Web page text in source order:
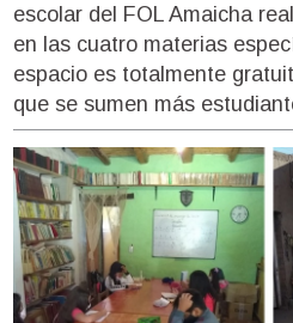
escolar del FOL Amaicha
en las cuatro materias
espacio es totalmente
que se sumen más